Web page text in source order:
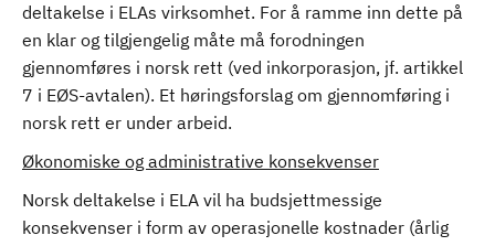
deltakelse i ELAs virksomhet. For å ramme inn dette på
en klar og tilgjengelig måte må forodningen
gjennomføres i norsk rett (ved inkorporasjon, jf. artikkel
7 i EØS-avtalen). Et høringsforslag om gjennomføring i
norsk rett er under arbeid.
Økonomiske og administrative konsekvenser
Norsk deltakelse i ELA vil ha budsjettmessige
konsekvenser i form av operasjonelle kostnader (årlig